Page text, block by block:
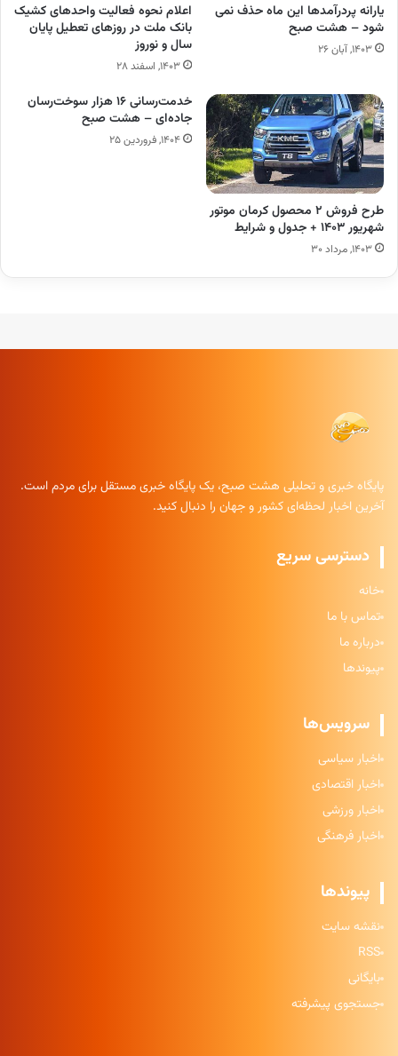
یارانه پردرآمدها این ماه حذف نمی
شود – هشت صبح
۱۴۰۳, آبان ۲۶
اعلام نحوه فعالیت واحدهای کشیک
بانک ملت در روزهای تعطیل پایان
سال و نوروز
۱۴۰۳, اسفند ۲۸
طرح فروش ۲ محصول کرمان موتور
شهریور ۱۴۰۳ + جدول و شرایط
۱۴۰۳, مرداد ۳۰
خدمت‌رسانی ۱۶ هزار سوخت‌رسان‌
جاده‌ای – هشت صبح
۱۴۰۴, فروردین ۲۵
پایگاه خبری و تحلیلی هشت صبح، یک پایگاه خبری مستقل برای مردم است.
آخرین اخبار لحظه‌ای کشور و جهان را دنبال کنید.
دسترسی سریع
خانه
تماس با ما
درباره ما
پیوندها
سرویس‌ها
اخبار سیاسی
اخبار اقتصادی
اخبار ورزشی
اخبار فرهنگی
پیوندها
نقشه سایت
RSS
بایگانی
جستجوی پیشرفته